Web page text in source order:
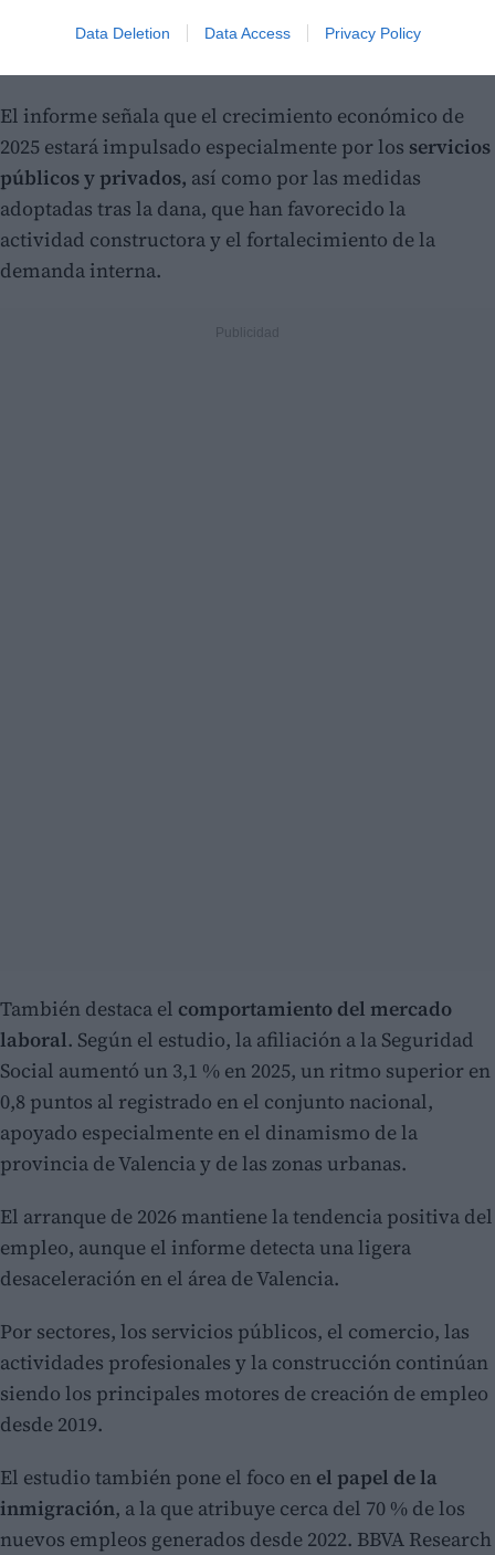
Data Deletion Data Access Privacy Policy
superaría en 16,8 puntosel nivel registrado antes de
El informe señala que el crecimiento económico de
2025 estará impulsado especialmente por los servicios
públicos y privados, así como por las medidas
adoptadas tras la dana, que han favorecido la
actividad constructora y el fortalecimiento de la
demanda interna.
También destaca el comportamiento del mercado
laboral. Según el estudio, la afiliación a la Seguridad
Social aumentó un 3,1 % en 2025, un ritmo superior en
0,8 puntos al registrado en el conjunto nacional,
apoyado especialmente en el dinamismo de la
provincia de Valencia y de las zonas urbanas.
El arranque de 2026 mantiene la tendencia positiva del
empleo, aunque el informe detecta una ligera
desaceleración en el área de Valencia.
Por sectores, los servicios públicos, el comercio, las
actividades profesionales y la construcción continúan
siendo los principales motores de creación de empleo
desde 2019.
El estudio también pone el foco en el papel de la
inmigración, a la que atribuye cerca del 70 % de los
nuevos empleos generados desde 2022. BBVA Research